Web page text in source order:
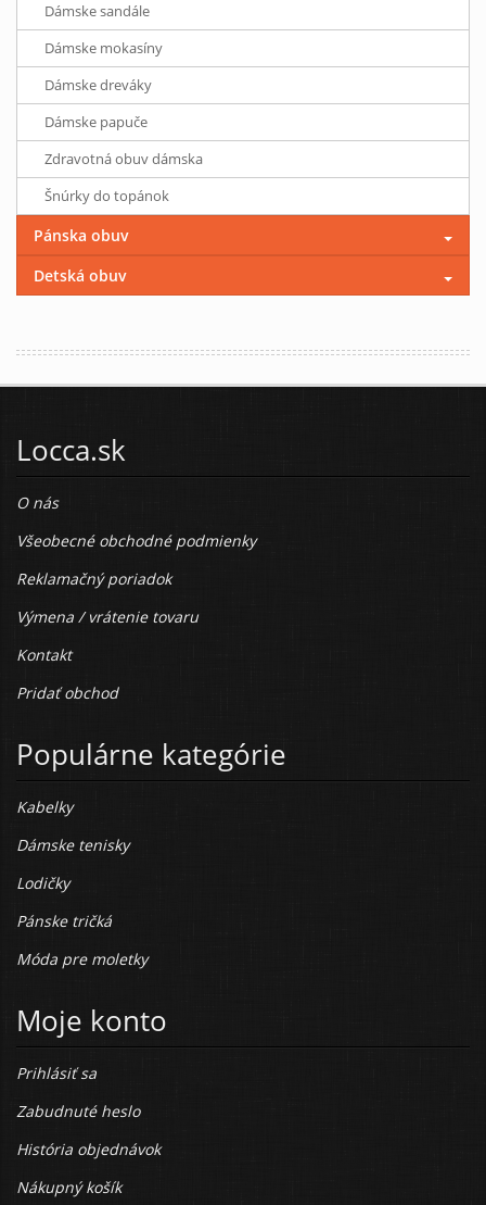
Dámske sandále
Dámske mokasíny
Dámske dreváky
Dámske papuče
Zdravotná obuv dámska
Šnúrky do topánok
Pánska obuv
Detská obuv
Locca.sk
O nás
Všeobecné obchodné podmienky
Reklamačný poriadok
Výmena / vrátenie tovaru
Kontakt
Pridať obchod
Populárne kategórie
Kabelky
Dámske tenisky
Lodičky
Pánske tričká
Móda pre moletky
Moje konto
Prihlásiť sa
Zabudnuté heslo
História objednávok
Nákupný košík